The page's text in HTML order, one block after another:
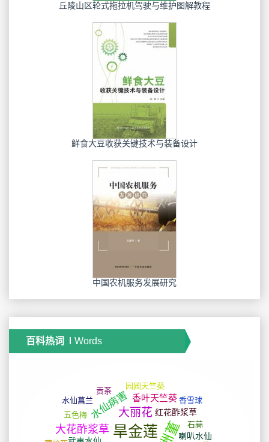
丘陵山区轮式拖拉机驾驶与维护图解教程
鲜食大豆收获关键技术与装备设计
中国农机服务发展研究
百科热词 Words